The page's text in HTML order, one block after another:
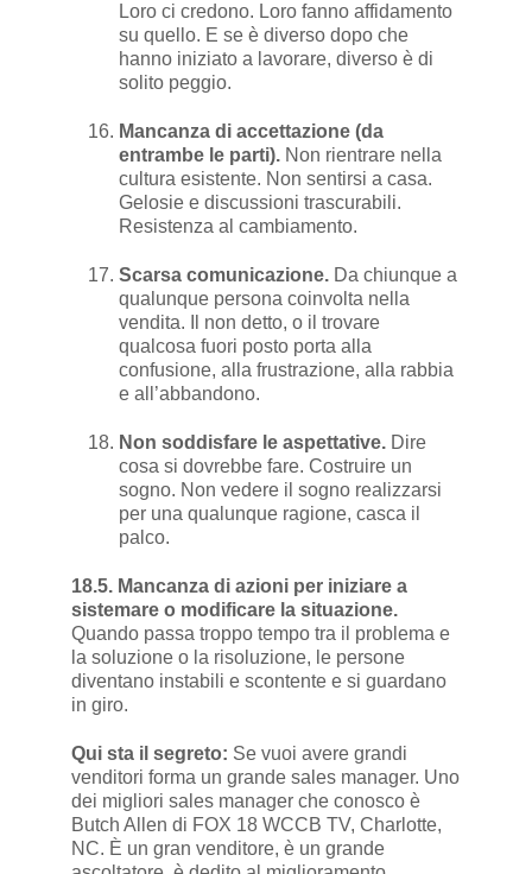
Loro ci credono. Loro fanno affidamento
su quello. E se è diverso dopo che
hanno iniziato a lavorare, diverso è di
solito peggio.
Mancanza di accettazione (da
entrambe le parti). Non rientrare nella
cultura esistente. Non sentirsi a casa.
Gelosie e discussioni trascurabili.
Resistenza al cambiamento.
Scarsa comunicazione. Da chiunque a
qualunque persona coinvolta nella
vendita. Il non detto, o il trovare
qualcosa fuori posto porta alla
confusione, alla frustrazione, alla rabbia
e all’abbandono.
Non soddisfare le aspettative. Dire
cosa si dovrebbe fare. Costruire un
sogno. Non vedere il sogno realizzarsi
per una qualunque ragione, casca il
palco.
18.5. Mancanza di azioni per iniziare a
sistemare o modificare la situazione.
Quando passa troppo tempo tra il problema e
la soluzione o la risoluzione, le persone
diventano instabili e scontente e si guardano
in giro.
Qui sta il segreto: Se vuoi avere grandi
venditori forma un grande sales manager. Uno
dei migliori sales manager che conosco è
Butch Allen di FOX 18 WCCB TV, Charlotte,
NC. È un gran venditore, è un grande